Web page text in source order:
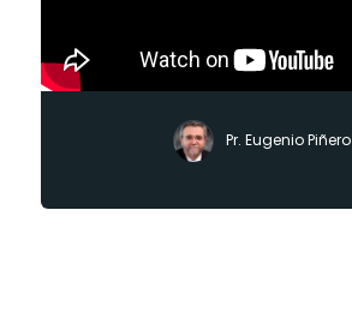
Pr. Eugenio Piñero